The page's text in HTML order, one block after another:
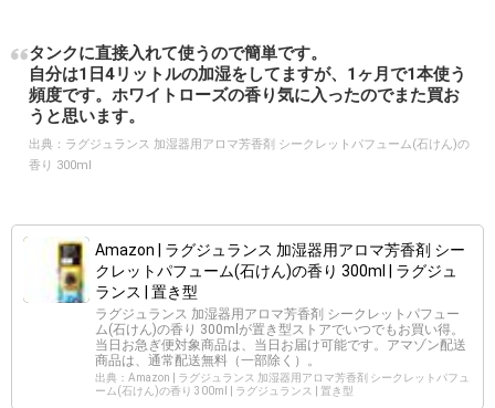
タンクに直接入れて使うので簡単です。
自分は1日4リットルの加湿をしてますが、1ヶ月で1本使う
頻度です。ホワイトローズの香り気に入ったのでまた買お
うと思います。
出典： ラグジュランス 加湿器用アロマ芳香剤 シークレットパフューム(石けん)の
香り 300ml
Amazon | ラグジュランス 加湿器用アロマ芳香剤 シー
クレットパフューム(石けん)の香り 300ml | ラグジュ
ランス | 置き型
ラグジュランス 加湿器用アロマ芳香剤 シークレットパフュー
ム(石けん)の香り 300mlが置き型ストアでいつでもお買い得。
当日お急ぎ便対象商品は、当日お届け可能です。アマゾン配送
商品は、通常配送無料（一部除く）。
出典：Amazon | ラグジュランス 加湿器用アロマ芳香剤 シークレットパフュ
ーム(石けん)の香り 300ml | ラグジュランス | 置き型